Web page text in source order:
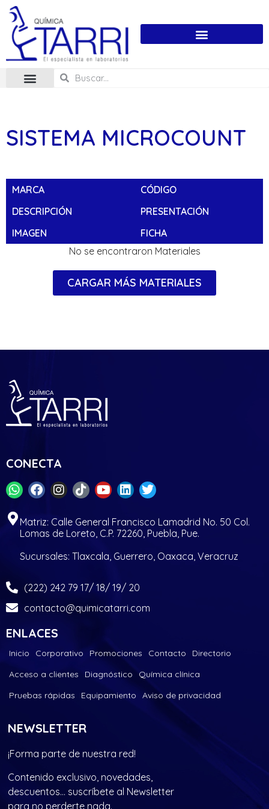
SISTEMA MICROCOUNT
MARCA
CÓDIGO
DESCRIPCIÓN
PRESENTACIÓN
IMAGEN
FICHA
No se encontraron Materiales
CARGAR MÁS MATERIALES
CONECTA
Matriz: Calle General Francisco Lamadrid No. 50 Col.
Lomas de Loreto, C.P. 72260, Puebla, Pue.
Sucursales: Tlaxcala, Guerrero, Oaxaca, Veracruz
(222) 242 79 17/ 18/ 19/ 20
contacto@quimicatarri.com
ENLACES
Inicio Corporativo Promociones Contacto
Directorio
Acceso a clientes
Diagnóstico
Química clínica
Pruebas rápidas
Equipamiento Aviso de privacidad
NEWSLETTER
¡Forma parte de nuestra red!
Contenido exclusivo, novedades,
descuentos… suscríbete al Newsletter
para no perderte nada.